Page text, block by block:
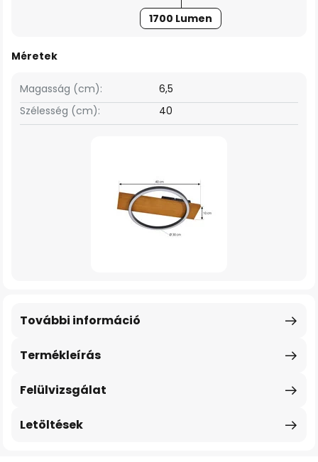
1700 Lumen
Méretek
Szélesség (cm): 40
Magasság (cm): 6,5
Termékleírás
További információ
Felülvizsgálat
Letöltések